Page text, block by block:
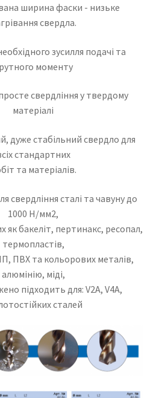
ширина фаски - низьке
свердла.
зусилля подачі та
моменту
свердління у твердому
матеріалі
дуже стабільний свердло для
стандартних
та матеріалів.
свердління сталі та чавуну до
1000 Н/мм2,
як бакеліт, пертинакс, ресопал,
термопластів,
ПВХ та кольорових металів,
алюмінію, міді,
підходить для: V2A, V4A,
сталей